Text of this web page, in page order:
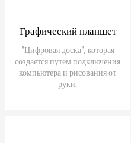
Графический планшет
"Цифровая доска", которая
создается путем подключения
компьютера и рисования от
руки.